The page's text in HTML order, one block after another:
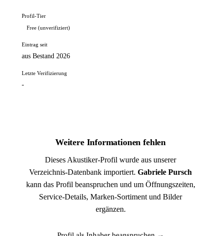
Profil-Tier
Free (unverifiziert)
Eintrag seit
aus Bestand 2026
Letzte Verifizierung
-
Weitere Informationen fehlen
Dieses Akustiker-Profil wurde aus unserer
Verzeichnis-Datenbank importiert. Gabriele Pursch
kann das Profil beanspruchen und um Öffnungszeiten,
Service-Details, Marken-Sortiment und Bilder
ergänzen.